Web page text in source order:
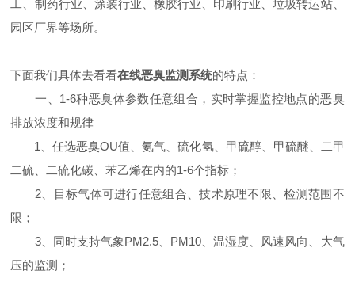
工、制药行业、涂装行业、橡胶行业、印刷行业、垃圾转运站、
园区厂界等场所。
下面我们具体去看看在线恶臭监测系统的特点：
一、1-6种恶臭体参数任意组合，实时掌握监控地点的恶臭
排放浓度和规律
1、任选恶臭OU值、氨气、硫化氢、甲硫醇、甲硫醚、二甲
二硫、二硫化碳、苯乙烯在内的1-6个指标；
2、目标气体可进行任意组合、技术原理不限、检测范围不
限；
3、同时支持气象PM2.5、PM10、温湿度、风速风向、大气
压的监测；